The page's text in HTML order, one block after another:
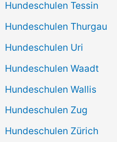
Hundeschulen Tessin
Hundeschulen Thurgau
Hundeschulen Uri
Hundeschulen Waadt
Hundeschulen Wallis
Hundeschulen Zug
Hundeschulen Zürich